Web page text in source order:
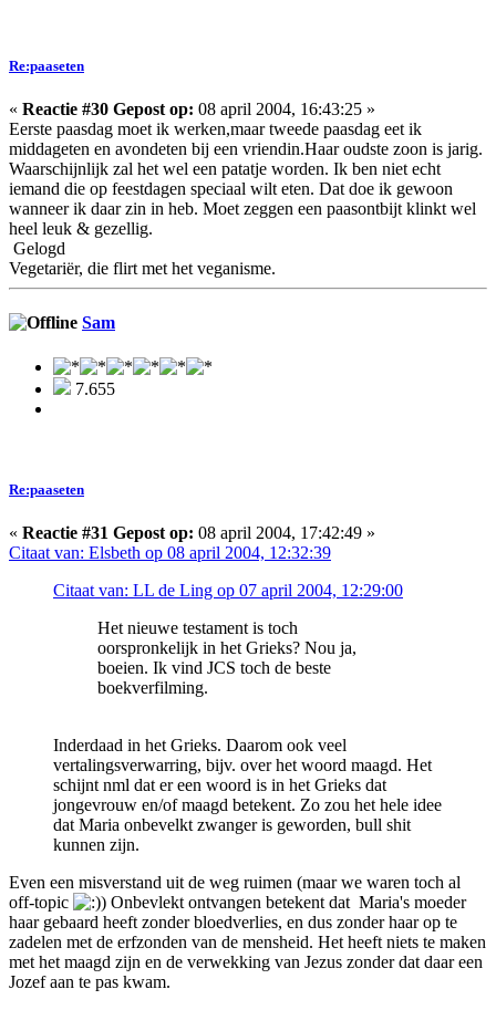
Re:paaseten
« Reactie #30 Gepost op: 08 april 2004, 16:43:25 »
Eerste paasdag moet ik werken,maar tweede paasdag eet ik
middageten en avondeten bij een vriendin.Haar oudste zoon is jarig.
Waarschijnlijk zal het wel een patatje worden. Ik ben niet echt
iemand die op feestdagen speciaal wilt eten. Dat doe ik gewoon
wanneer ik daar zin in heb. Moet zeggen een paasontbijt klinkt wel
heel leuk & gezellig.
Gelogd
Vegetariër, die flirt met het veganisme.
Sam
7.655
Re:paaseten
« Reactie #31 Gepost op: 08 april 2004, 17:42:49 »
Citaat van: Elsbeth op 08 april 2004, 12:32:39
Citaat van: LL de Ling op 07 april 2004, 12:29:00
Het nieuwe testament is toch
oorspronkelijk in het Grieks? Nou ja,
boeien. Ik vind JCS toch de beste
boekverfilming.
Inderdaad in het Grieks. Daarom ook veel
vertalingsverwarring, bijv. over het woord maagd. Het
schijnt nml dat er een woord is in het Grieks dat
jongevrouw en/of maagd betekent. Zo zou het hele idee
dat Maria onbevelkt zwanger is geworden, bull shit
kunnen zijn.
Even een misverstand uit de weg ruimen (maar we waren toch al
off-topic
) Onbevlekt ontvangen betekent dat Maria's moeder
haar gebaard heeft zonder bloedverlies, en dus zonder haar op te
zadelen met de erfzonden van de mensheid. Het heeft niets te maken
met het maagd zijn en de verwekking van Jezus zonder dat daar een
Jozef aan te pas kwam.